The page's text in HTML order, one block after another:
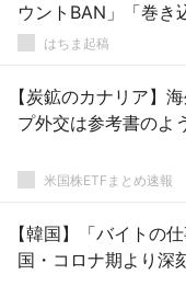
ウントBAN」「巻き
ゲームを終了」
はちま起稿
【炭鉱のカナリア】
プ外交は参考書のよ
米国株ETFまとめ速報
【韓国】「バイトの
国・コロナ期より深